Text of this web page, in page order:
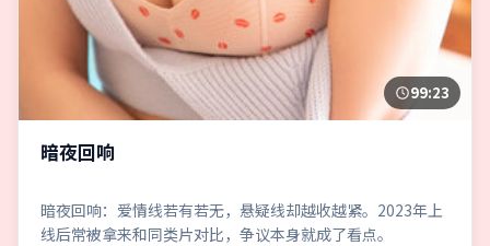
99:23
暗夜回响
暗夜回响：爱情线若有若无，悬疑线却越收越紧。2023年上
线后常被拿来和同类片对比，争议本身就成了看点。